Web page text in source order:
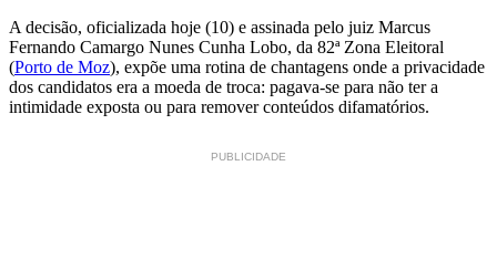
A decisão, oficializada hoje (10) e assinada pelo juiz Marcus
Fernando Camargo Nunes Cunha Lobo, da 82ª Zona Eleitoral
(Porto de Moz), expõe uma rotina de chantagens onde a privacidade
dos candidatos era a moeda de troca: pagava-se para não ter a
intimidade exposta ou para remover conteúdos difamatórios.
PUBLICIDADE